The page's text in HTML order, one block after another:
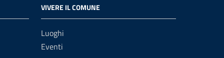
VIVERE IL COMUNE
Luoghi
Eventi